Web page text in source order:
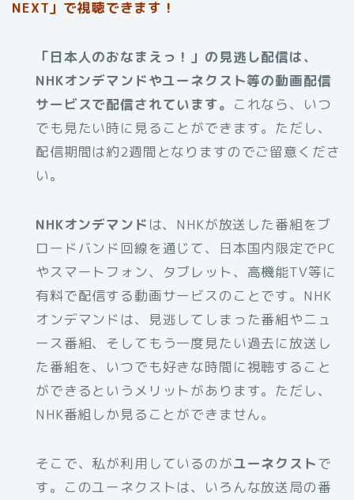
NEXT」で視聴できます！
「日本人のおなまえっ！」の見逃し配信は、
NHKオンデマンドやユーネクスト等の動画配信
サービスで配信されています。 これなら、いつ
でも見たい時に見ることができます。ただし、
配信期間は約2週間となりますのでご留意くださ
い。
NHKオンデマンド は、NHKが放送した番組をブ
ロードバンド回線を通じて、日本国内限定でPC
やスマートフォン、タブレット、高機能TV等に
有料で配信する動画サービスのことです。NHK
オンデマンドは、見逃してしまった番組やニュ
ース番組、そしてもう一度見たい過去に放送し
た番組を、いつでも好きな時間に視聴すること
ができるというメリットがあります。ただし、
NHK番組しか見ることができません。
そこで、私が利用しているのがユーネクストで
す。このユーネクストは、いろんな放送局の番